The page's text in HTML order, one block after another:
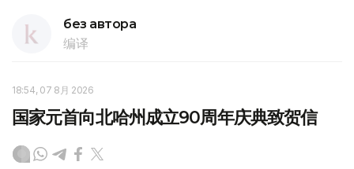
без автора
编译
18:54, 07 8月 2026
国家元首向北哈州成立90周年庆典致贺信